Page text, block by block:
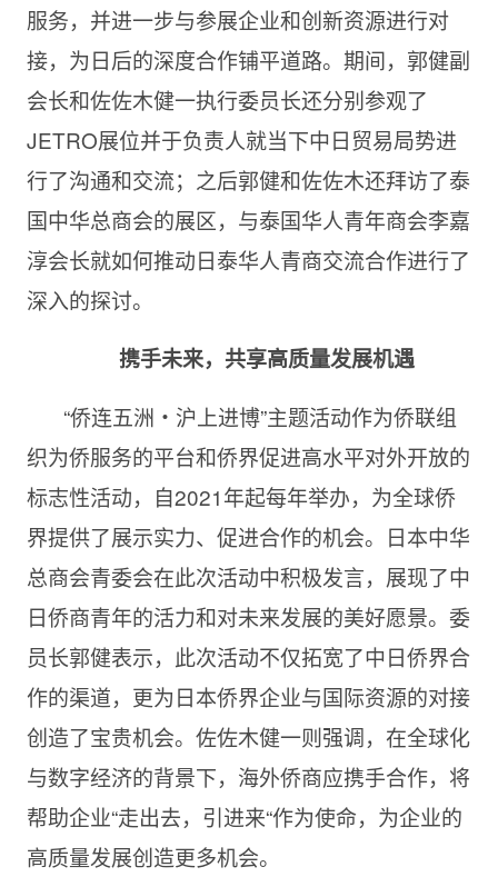
服务，并进一步与参展企业和创新资源进行对
接，为日后的深度合作铺平道路。期间，郭健副
会长和佐佐木健一执行委员长还分别参观了
JETRO展位并于负责人就当下中日贸易局势进
行了沟通和交流；之后郭健和佐佐木还拜访了泰
国中华总商会的展区，与泰国华人青年商会李嘉
淳会长就如何推动日泰华人青商交流合作进行了
深入的探讨。
携手未来，共享高质量发展机遇
“侨连五洲・沪上进博”主题活动作为侨联组
织为侨服务的平台和侨界促进高水平对外开放的
标志性活动，自2021年起每年举办，为全球侨
界提供了展示实力、促进合作的机会。日本中华
总商会青委会在此次活动中积极发言，展现了中
日侨商青年的活力和对未来发展的美好愿景。委
员长郭健表示，此次活动不仅拓宽了中日侨界合
作的渠道，更为日本侨界企业与国际资源的对接
创造了宝贵机会。佐佐木健一则强调，在全球化
与数字经济的背景下，海外侨商应携手合作，将
帮助企业“走出去，引进来“作为使命，为企业的
高质量发展创造更多机会。